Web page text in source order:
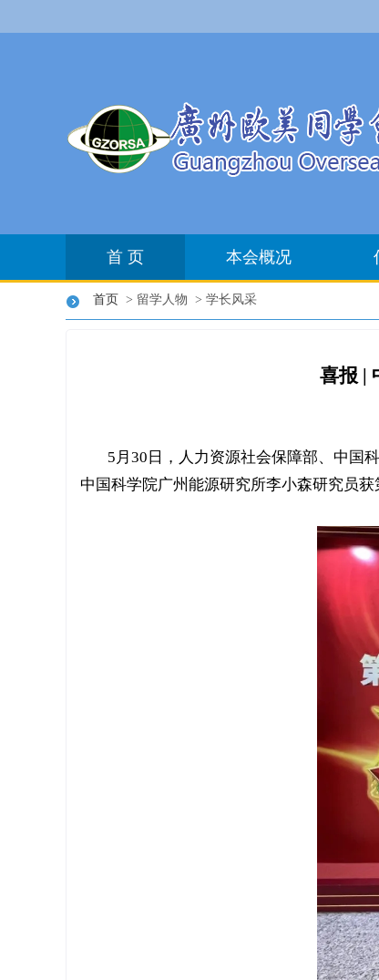
首 页 本会概况
首页 > 留学人物 > 学长风采
喜报 |
5月30日，人力资源社会保障部、中国
中国科学院广州能源研究所李小森研究员获